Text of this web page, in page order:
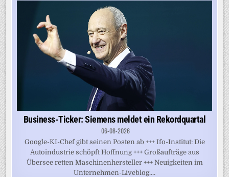
Business-Ticker: Siemens meldet ein Rekordquartal
06-08-2026
Google-KI-Chef gibt seinen Posten ab +++ Ifo-Institut: Die
Autoindustrie schöpft Hoffnung +++ Großaufträge aus
Übersee retten Maschinenhersteller +++ Neuigkeiten im
Unternehmen-Liveblog....